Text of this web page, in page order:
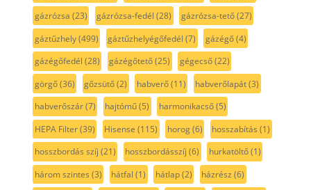
gázrózsa (23) gázrózsa-fedél (28) gázrózsa-tető(27)
gáztűzhely(499) gáztűzhelyégőfedél (7) gázégő(4)
gázégőfedél (28) gázégőtető(25) gégecső(22)
görgő(36) gőzsütő(2) habverő(11) habverőlapát(3)
habverőszár(7) hajtómű(5) harmonikacső(5)
HEPA Filter(39) Hisense (115) horog(6) hosszabítás (1)
hosszbordás szíj (21) hosszbordásszíj (6) hurkatöltő(1)
három szintes (3) hátfal (1) hátlap(2) házrész (6)